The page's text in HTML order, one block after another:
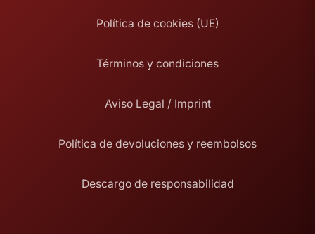
Política de cookies (UE)
Términos y condiciones
Aviso Legal / Imprint
Política de devoluciones y reembolsos
Descargo de responsabilidad